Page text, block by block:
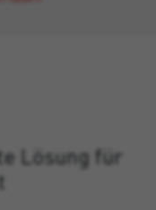
Lösung für